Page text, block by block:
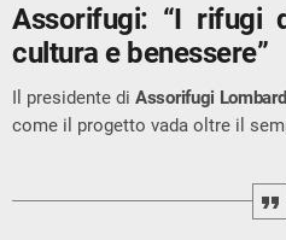
Assorifugi: “I rifugi
cultura e benessere”
Il presidente di Assorifugi
come il progetto vada oltre il